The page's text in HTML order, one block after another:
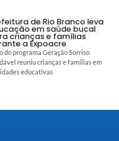
de Rio Branco leva
em saúde bucal
crianças e famílias
a Expoacre
do programa Geração Sorriso
reuniu crianças e famílias em
educativas